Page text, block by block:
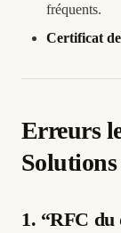
fréquents.
Certificat
Erreurs
Solutions
1. “RFC du